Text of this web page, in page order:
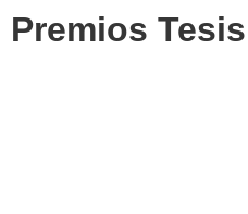
Premios